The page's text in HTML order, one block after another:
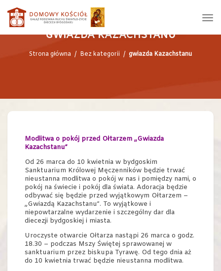
GWIAZDA KAZACHSTANU
Strona główna / Bez kategorii / gwiazda Kazachstanu
Modlitwa o pokój przed Ołtarzem „Gwiazda
Kazachstanu”
Od 26 marca do 10 kwietnia w bydgoskim
Sanktuarium Królowej Męczenników będzie trwać
nieustanna modlitwa o pokój w nas i pomiędzy nami, o
pokój na świecie i pokój dla świata. Adoracja będzie
odbywać się będzie przed wyjątkowym Ołtarzem –
„Gwiazdą Kazachstanu”. To wyjątkowe i
niepowtarzalne wydarzenie i szczególny dar dla
diecezji bydgoskiej i miasta.
Uroczyste otwarcie Ołtarza nastąpi 26 marca o godz.
18.30 – podczas Mszy Świętej sprawowanej w
sanktuarium przez biskupa Tyrawę. Od tego dnia aż
do 10 kwietnia trwać będzie nieustanna modlitwa.